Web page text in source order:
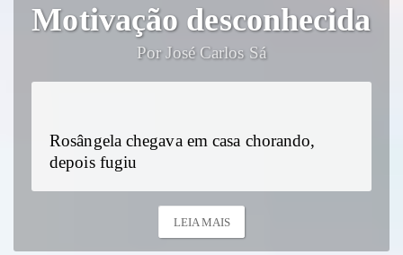
Motivação desconhecida
Por José Carlos Sá
Rosângela chegava em casa chorando,
depois fugiu
LEIA MAIS